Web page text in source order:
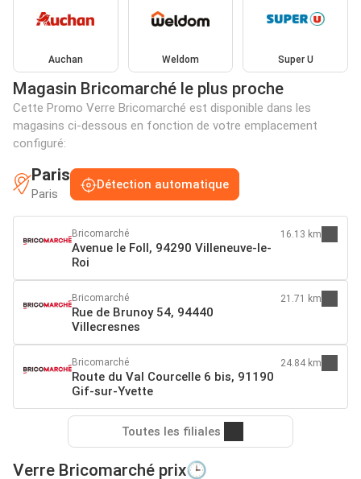
Auchan Weldom Super U
Magasin Bricomarché le plus proche
Cette Promo Verre Bricomarché est disponible dans les
magasins ci-dessous en fonction de votre emplacement
configuré:
Paris
Paris
Détection automatique
Bricomarché
Avenue le Foll, 94290 Villeneuve-le-
Roi
16.13 km
Bricomarché
Rue de Brunoy 54, 94440
Villecresnes
21.71 km
Bricomarché
Route du Val Courcelle 6 bis, 91190
Gif-sur-Yvette
24.84 km
Toutes les filiales
Verre Bricomarché prix🕒